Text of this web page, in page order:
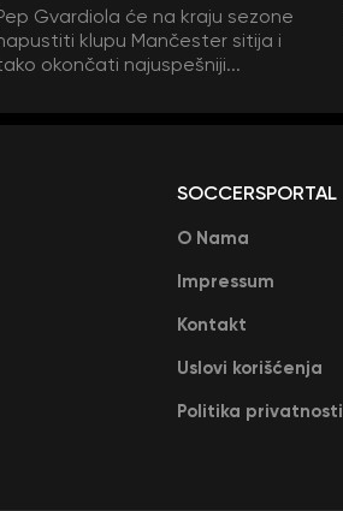
Gvardiola će na kraju sezone
klupu Mančester sitija i
okončati najuspešniji...
SOCCERSPORTAL
O Nama
Impressum
Kontakt
Uslovi korišćenja
Politika privatnosti